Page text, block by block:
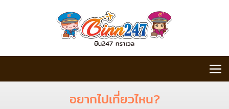
อยากไปเที่ยวไหน?